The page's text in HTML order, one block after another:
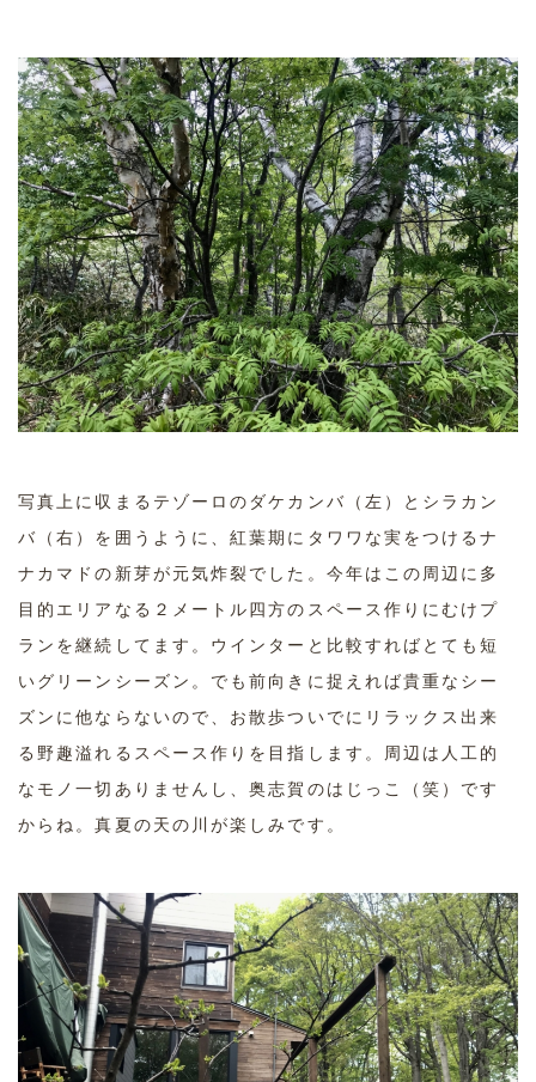
写真上に収まるテゾーロのダケカンバ（左）とシラカン
バ（右）を囲うように、紅葉期にタワワな実をつけるナ
ナカマドの新芽が元気炸裂でした。今年はこの周辺に多
目的エリアなる２メートル四方のスペース作りにむけプ
ランを継続してます。ウインターと比較すればとても短
いグリーンシーズン。でも前向きに捉えれば貴重なシー
ズンに他ならないので、お散歩ついでにリラックス出来
る野趣溢れるスペース作りを目指します。周辺は人工的
なモノ一切ありませんし、奥志賀のはじっこ（笑）です
からね。真夏の天の川が楽しみです。